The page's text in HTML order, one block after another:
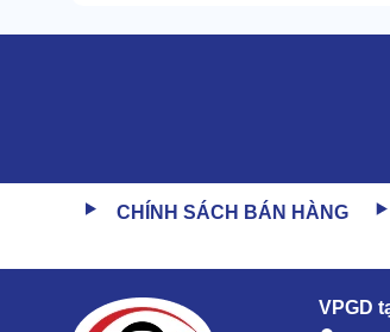
1.3 Khoang lái, buồng điều
cách với bánh lái để tạo tư thế tiện
CHÍNH SÁCH BÁN HÀNG
VPGD